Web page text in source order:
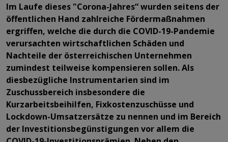
Im Laufe dieses "Corona-Jahres“ wurden seitens der
öffentlichen Hand zahlreiche Fördermaßnahmen
ergriffen, welche die durch die COVID-19-Pandemie
verursachten wirtschaftlichen Schäden und
Nachteile der österreichischen Unternehmen
zumindest teilweise kompensieren sollen. Als
diesbezügliche Instrumentarien sind im
Zuschussbereich insbesondere die
Kurzarbeitsbeihilfen, Fixkostenzuschüsse und
Lockdown-Umsatzersätze zu nennen und im Bereich
der Investitionsbegünstigungen vor allem die